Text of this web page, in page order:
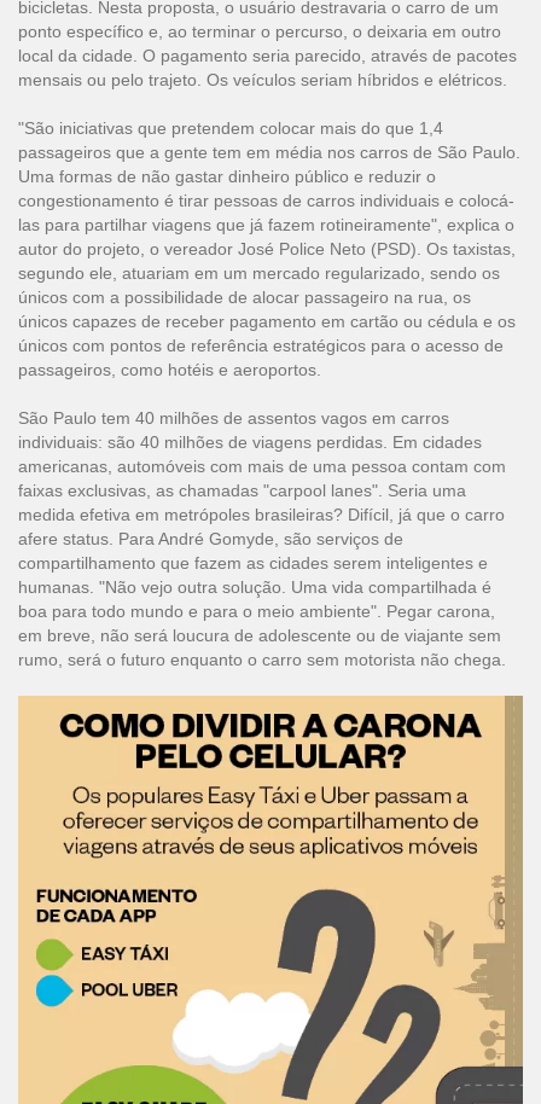
bicicletas. Nesta proposta, o usuário destravaria o carro de um
ponto específico e, ao terminar o percurso, o deixaria em outro
local da cidade. O pagamento seria parecido, através de pacotes
mensais ou pelo trajeto. Os veículos seriam híbridos e elétricos.
"São iniciativas que pretendem colocar mais do que 1,4
passageiros que a gente tem em média nos carros de São Paulo.
Uma formas de não gastar dinheiro público e reduzir o
congestionamento é tirar pessoas de carros individuais e colocá-
las para partilhar viagens que já fazem rotineiramente", explica o
autor do projeto, o vereador José Police Neto (PSD). Os taxistas,
segundo ele, atuariam em um mercado regularizado, sendo os
únicos com a possibilidade de alocar passageiro na rua, os
únicos capazes de receber pagamento em cartão ou cédula e os
únicos com pontos de referência estratégicos para o acesso de
passageiros, como hotéis e aeroportos.
São Paulo tem 40 milhões de assentos vagos em carros
individuais: são 40 milhões de viagens perdidas. Em cidades
americanas, automóveis com mais de uma pessoa contam com
faixas exclusivas, as chamadas "carpool lanes". Seria uma
medida efetiva em metrópoles brasileiras? Difícil, já que o carro
afere status. Para André Gomyde, são serviços de
compartilhamento que fazem as cidades serem inteligentes e
humanas. "Não vejo outra solução. Uma vida compartilhada é
boa para todo mundo e para o meio ambiente". Pegar carona,
em breve, não será loucura de adolescente ou de viajante sem
rumo, será o futuro enquanto o carro sem motorista não chega.